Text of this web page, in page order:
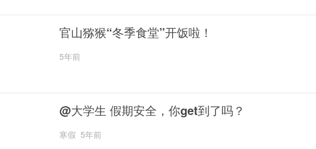
官山猕猴“冬季食堂”开饭啦！
5年前
@大学生 假期安全，你get到了吗？
寒假 5年前